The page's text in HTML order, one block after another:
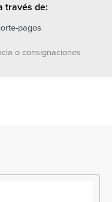
través de:
o consignaciones